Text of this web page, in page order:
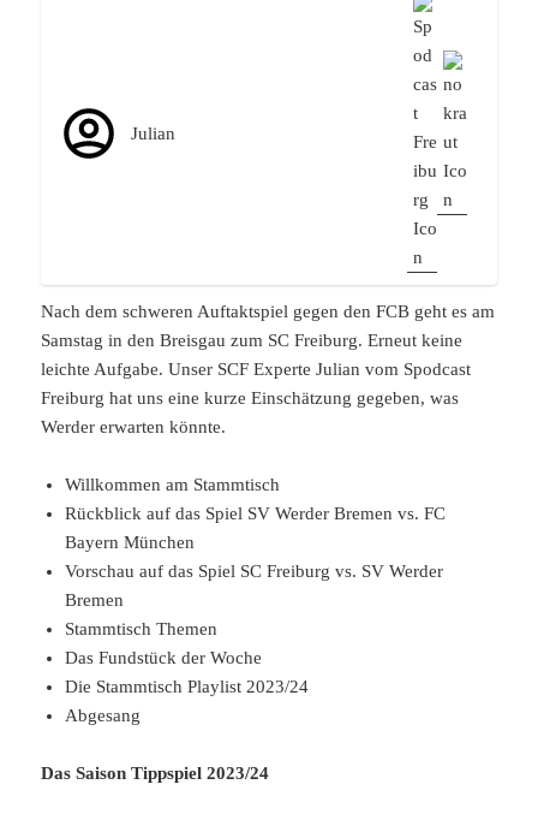
Julian
Nach dem schweren Auftaktspiel gegen den FCB geht es am
Samstag in den Breisgau zum SC Freiburg. Erneut keine
leichte Aufgabe. Unser SCF Experte Julian vom Spodcast
Freiburg hat uns eine kurze Einschätzung gegeben, was
Werder erwarten könnte.
Willkommen am Stammtisch
Rückblick auf das Spiel SV Werder Bremen vs. FC
Bayern München
Vorschau auf das Spiel SC Freiburg vs. SV Werder
Bremen
Stammtisch Themen
Das Fundstück der Woche
Die Stammtisch Playlist 2023/24
Abgesang
Das Saison Tippspiel 2023/24